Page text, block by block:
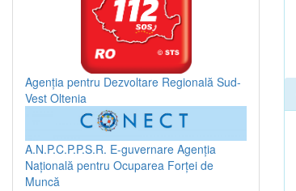
Agenția pentru Dezvoltare Regională Sud-
Vest Oltenia
A.N.P.C.P.P.S.R. E-guvernare Agenția
Națională pentru Ocuparea Forței de
Muncă